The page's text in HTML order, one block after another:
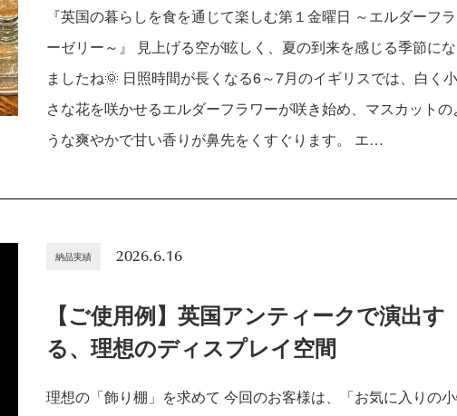
『英国の暮らしを食を通じて楽しむ第１金曜日 ～エルダーフ
ーゼリー～』 見上げる空が眩しく、夏の到来を感じる季節にな
ましたね🌞 日照時間が長くなる6～7月のイギリスでは、白く小
さな花を咲かせるエルダーフラワーが咲き始め、マスカットの
うな爽やかで甘い香りが鼻先をくすぐります。 エ…
納品実績 2026.6.16
【ご使用例】英国アンティークで演出す
る、理想のディスプレイ空間
理想の「飾り棚」を求めて 今回のお客様は、「お気に入りの